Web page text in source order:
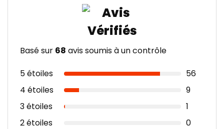
Basé sur 68 avis soumis à un contrôle
5 étoiles
56
4 étoiles
9
3 étoiles
1
2 étoiles
0